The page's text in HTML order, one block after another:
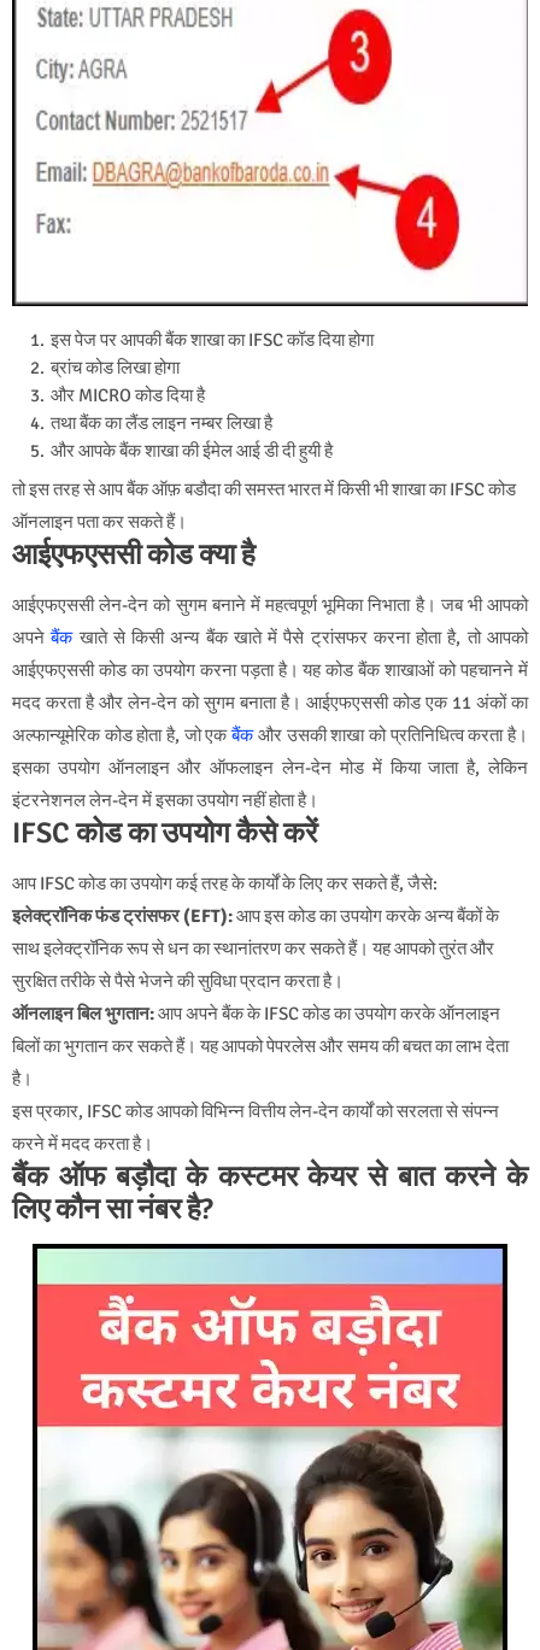
इस पेज पर आपकी बैंक शाखा का IFSC कॉड दिया होगा
ब्रांच कोड लिखा होगा
और MICRO कोड दिया है
तथा बैंक का लैंड लाइन नम्बर लिखा है
और आपके बैंक शाखा की ईमेल आई डी दी हुयी है
तो इस तरह से आप बैंक ऑफ़ बडौदा की समस्त भारत में किसी भी शाखा का IFSC कोड
ऑनलाइन पता कर सकते हैं।
आईएफएससीकोड क्या है
आईएफएससी लेन-देन को सुगम बनाने में महत्वपूर्ण भूमिका निभाता है। जब भी आपको
अपनेबैंकखाते से किसी अन्य बैंक खाते में पैसे ट्रांसफर करना होता है, तो आपको
आईएफएससी कोड का उपयोग करना पड़ता है। यह कोड बैंक शाखाओं को पहचानने में
मदद करता है और लेन-देन को सुगम बनाता है। आईएफएससी कोड एक 11 अंकों का
अल्फान्यूमेरिक कोड होता है, जो एकबैंकऔर उसकी शाखा को प्रतिनिधित्व करता है।
इसका उपयोग ऑनलाइन और ऑफलाइन लेन-देन मोड में किया जाता है, लेकिन
इंटरनेशनल लेन-देन में इसका उपयोग नहीं होता है।
IFSC कोड का उपयोग कैसे करें
आप IFSC कोड का उपयोग कई तरह के कार्यों के लिए कर सकते हैं, जैसे:
इलेक्ट्रॉनिक फंड ट्रांसफर (EFT):आप इस कोड का उपयोग करके अन्य बैंकों के
साथ इलेक्ट्रॉनिक रूप से धन का स्थानांतरण कर सकते हैं। यह आपको तुरंत और
सुरक्षित तरीके से पैसे भेजने की सुविधा प्रदान करता है।
ऑनलाइन बिल भुगतान:आप अपने बैंक के IFSC कोड का उपयोग करके ऑनलाइन
बिलों का भुगतान कर सकते हैं। यह आपको पेपरलेस और समय की बचत का लाभ देता
है।
इस प्रकार, IFSC कोड आपको विभिन्न वित्तीय लेन-देन कार्यों को सरलता से संपन्न
करने में मदद करता है।
बैंक ऑफ बड़ौदा के कस्टमर केयर से बात करने के
लिए कौन सा नंबर है?